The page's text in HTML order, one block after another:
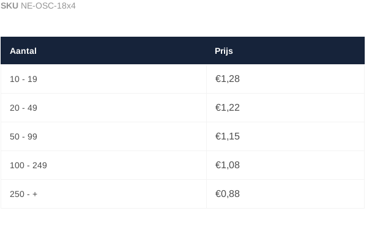
SKU NE-OSC-18x4
Aantal Prijs
10 - 19 €1,28
20 - 49 €1,22
50 - 99 €1,15
100 - 249 €1,08
250 - + €0,88